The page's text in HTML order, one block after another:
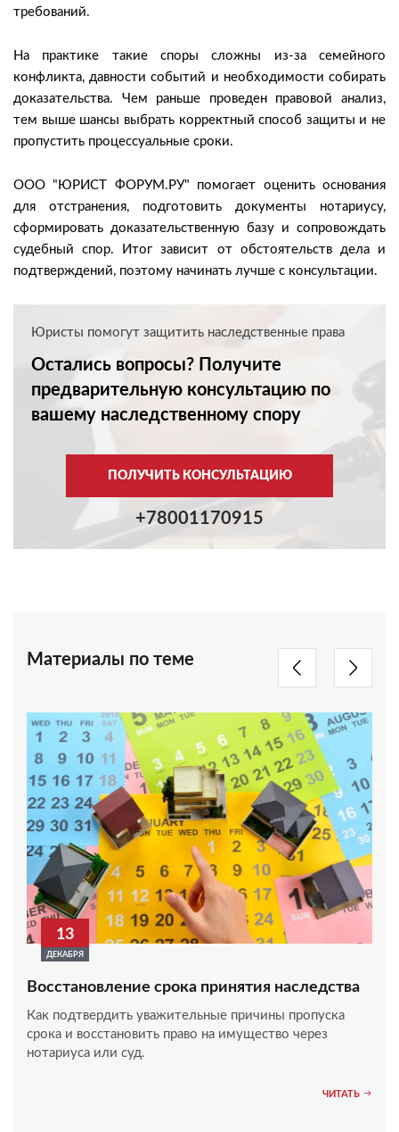
требований.
На практике такие споры сложны из-за семейного
конфликта, давности событий и необходимости собирать
доказательства. Чем раньше проведен правовой анализ,
тем выше шансы выбрать корректный способ защиты и не
пропустить процессуальные сроки.
ООО "ЮРИСТ ФОРУМ.РУ" помогает оценить основания
для отстранения, подготовить документы нотариусу,
сформировать доказательственную базу и сопровождать
судебный спор. Итог зависит от обстоятельств дела и
подтверждений, поэтому начинать лучше с консультации.
Юристы помогут защитить наследственные права
Остались вопросы? Получите
предварительную консультацию по
вашему наследственному спору
ПОЛУЧИТЬ КОНСУЛЬТАЦИЮ
+78001170915
Материалы по теме
13
ДЕКАБРЯ
Восстановление срока принятия наследства
Как подтвердить уважительные причины пропуска
срока и восстановить право на имущество через
нотариуса или суд.
ЧИТАТЬ